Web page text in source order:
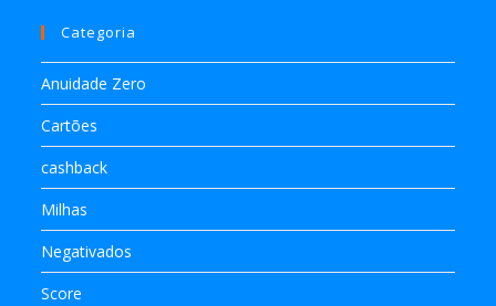
Categoria
Anuidade Zero
Cartões
cashback
Milhas
Negativados
Score